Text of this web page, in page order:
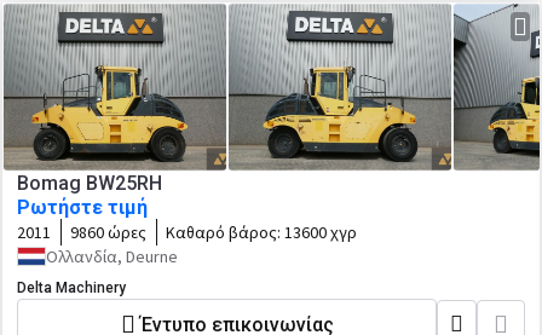
Bomag BW25RH
Ρωτήστε τιμή
2011 9860 ώρες Καθαρό βάρος: 13600 χγρ
Ολλανδία, Deurne
Delta Machinery
Έντυπο επικοινωνίας